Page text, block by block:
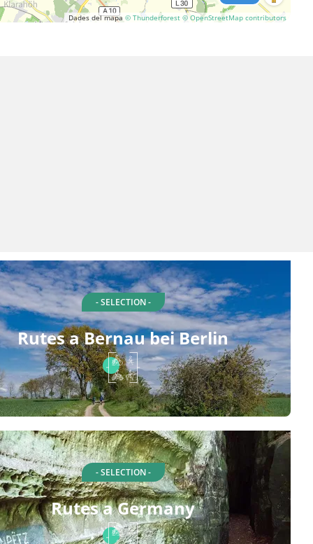
Dades del mapa © Thunderforest © OpenStreetMap contributors
- SELECTION -
Rutes a Bernau bei Berlin
- SELECTION -
Rutes a Germany